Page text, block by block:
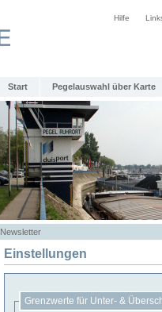
Hilfe
Start Pegelauswahl über Karte
Newsletter
Einstellungen
Grenzwerte für Unter- &